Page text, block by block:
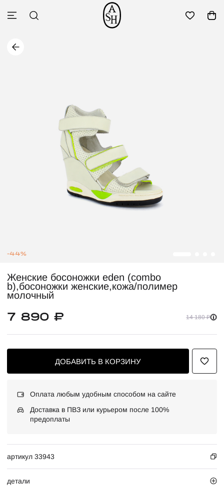
-44%
Женские босоножки eden (combo
b),босоножки женские,кожа/полимер
молочный
7 890 ₽ 14 180 ₽
ДОБАВИТЬ В КОРЗИНУ
Оплата любым удобным способом на сайте
Доставка в ПВЗ или курьером после 100%
предоплаты
артикул 33943
детали